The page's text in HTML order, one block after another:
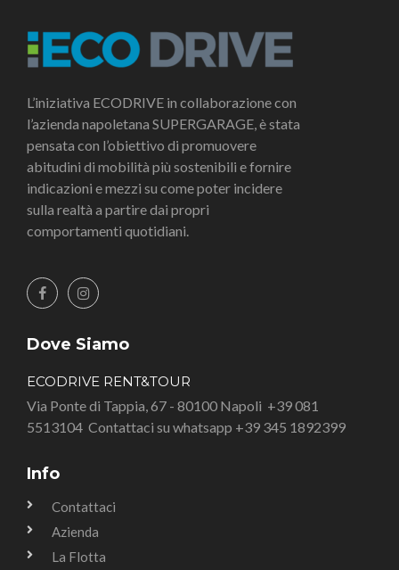
L’iniziativa ECODRIVE in collaborazione con
l’azienda napoletana SUPERGARAGE, è stata
pensata con l’obiettivo di promuovere
abitudini di mobilità più sostenibili e fornire
indicazioni e mezzi su come poter incidere
sulla realtà a partire dai propri
comportamenti quotidiani.
Dove Siamo
ECODRIVE RENT&TOUR
Via Ponte di Tappia, 67 - 80100 Napoli +39 081
5513104 Contattaci su whatsapp +39 345 1892399
Info
Contattaci
Azienda
La Flotta